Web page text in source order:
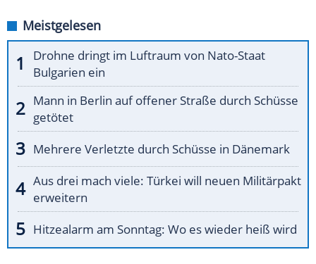
Meistgelesen
Drohne dringt im Luftraum von Nato-Staat
Bulgarien ein
Mann in Berlin auf offener Straße durch Schüsse
getötet
Mehrere Verletzte durch Schüsse in Dänemark
Aus drei mach viele: Türkei will neuen Militärpakt
erweitern
Hitzealarm am Sonntag: Wo es wieder heiß wird